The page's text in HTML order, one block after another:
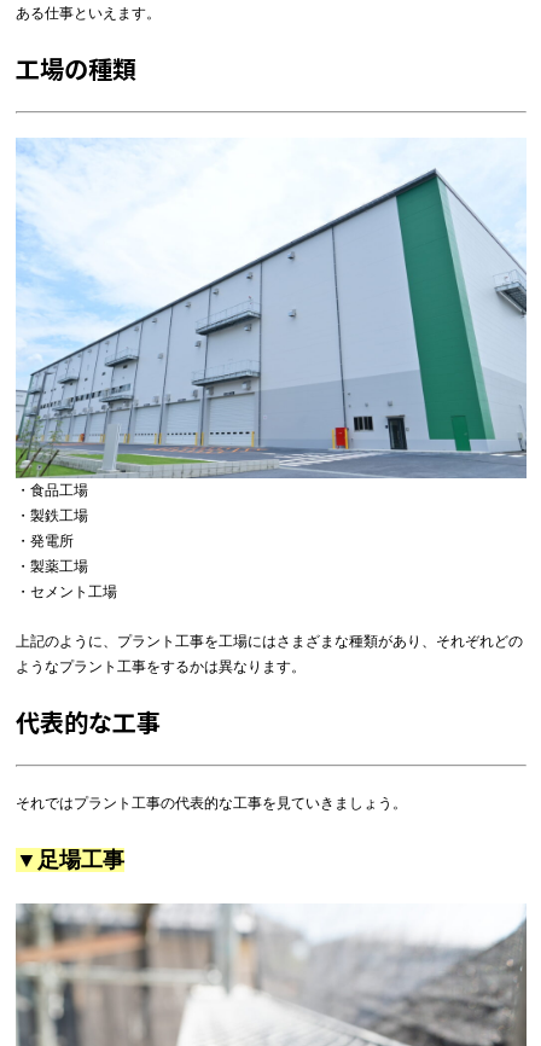
ある仕事といえます。
工場の種類
・食品工場
・製鉄工場
・発電所
・製薬工場
・セメント工場
上記のように、プラント工事を工場にはさまざまな種類があり、それぞれどの
ようなプラント工事をするかは異なります。
代表的な工事
それではプラント工事の代表的な工事を見ていきましょう。
▼足場工事